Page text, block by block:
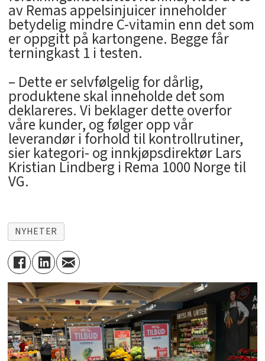
av Remas appelsinjuicer inneholder
betydelig mindre C-vitamin enn det som
er oppgitt på kartongene. Begge får
terningkast 1 i testen.
– Dette er selvfølgelig for dårlig,
produktene skal inneholde det som
deklareres. Vi beklager dette overfor
våre kunder, og følger opp vår
leverandør i forhold til kontrollrutiner,
sier kategori- og innkjøpsdirektør Lars
Kristian Lindberg i Rema 1000 Norge til
VG.
NYHETER